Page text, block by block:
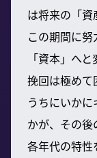
は将来の「資
この期間に
「資本」へ
挽回は極めて
うちにいか
かが、その後
各年代の特性